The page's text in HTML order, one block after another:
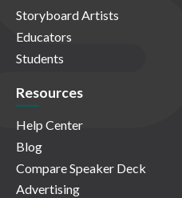
Storyboard Artists
Educators
Students
Resources
Help Center
Blog
Compare Speaker Deck
Advertising